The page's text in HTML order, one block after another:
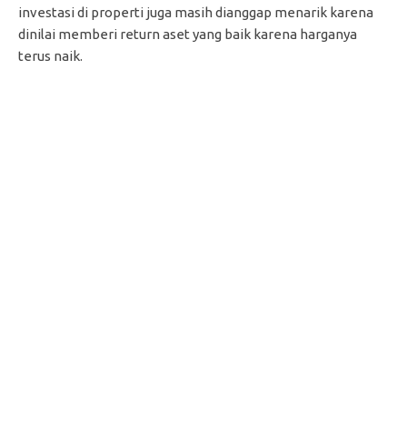
investasi di properti juga masih dianggap menarik karena
dinilai memberi return aset yang baik karena harganya
terus naik.